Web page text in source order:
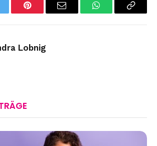
Pinterest Email WhatsAppCopy
Lobnig